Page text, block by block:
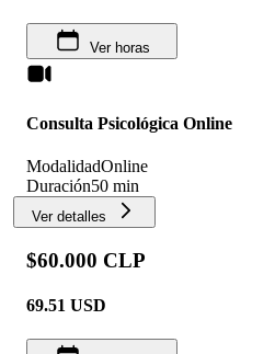
Ver horas
Consulta Psicológica Online
ModalidadOnline
Duración50 min
Ver detalles
$60.000 CLP
69.51 USD